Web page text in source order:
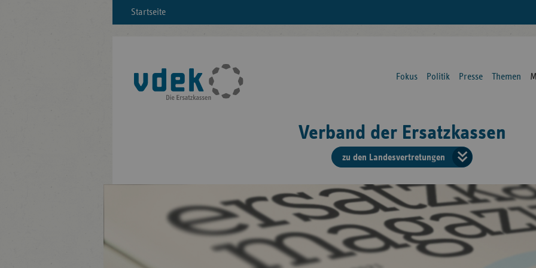
Startseite
Fokus Politik Presse Themen
Verband der Ersatzkassen
zu den Landesvertretungen
der